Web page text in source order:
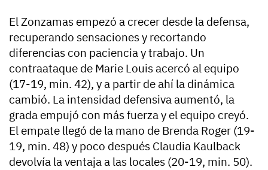
El Zonzamas empezó a crecer desde la defensa,
recuperando sensaciones y recortando
diferencias con paciencia y trabajo. Un
contraataque de Marie Louis acercó al equipo
(17-19, min. 42), y a partir de ahí la dinámica
cambió. La intensidad defensiva aumentó, la
grada empujó con más fuerza y el equipo creyó.
El empate llegó de la mano de Brenda Roger (19-
19, min. 48) y poco después Claudia Kaulback
devolvía la ventaja a las locales (20-19, min. 50).